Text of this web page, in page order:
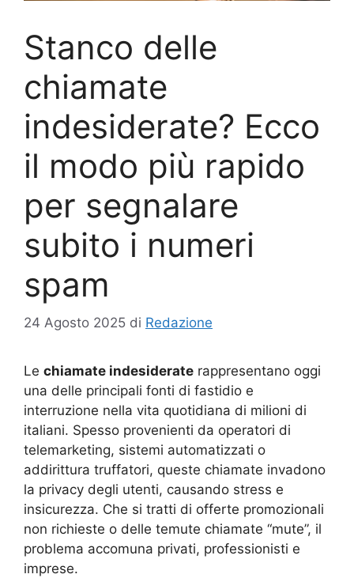
Stanco delle
chiamate
indesiderate? Ecco
il modo più rapido
per segnalare
subito i numeri
spam
24 Agosto 2025 di Redazione
Le chiamate indesiderate rappresentano oggi
una delle principali fonti di fastidio e
interruzione nella vita quotidiana di milioni di
italiani. Spesso provenienti da operatori di
telemarketing, sistemi automatizzati o
addirittura truffatori, queste chiamate invadono
la privacy degli utenti, causando stress e
insicurezza. Che si tratti di offerte promozionali
non richieste o delle temute chiamate “mute”, il
problema accomuna privati, professionisti e
imprese.